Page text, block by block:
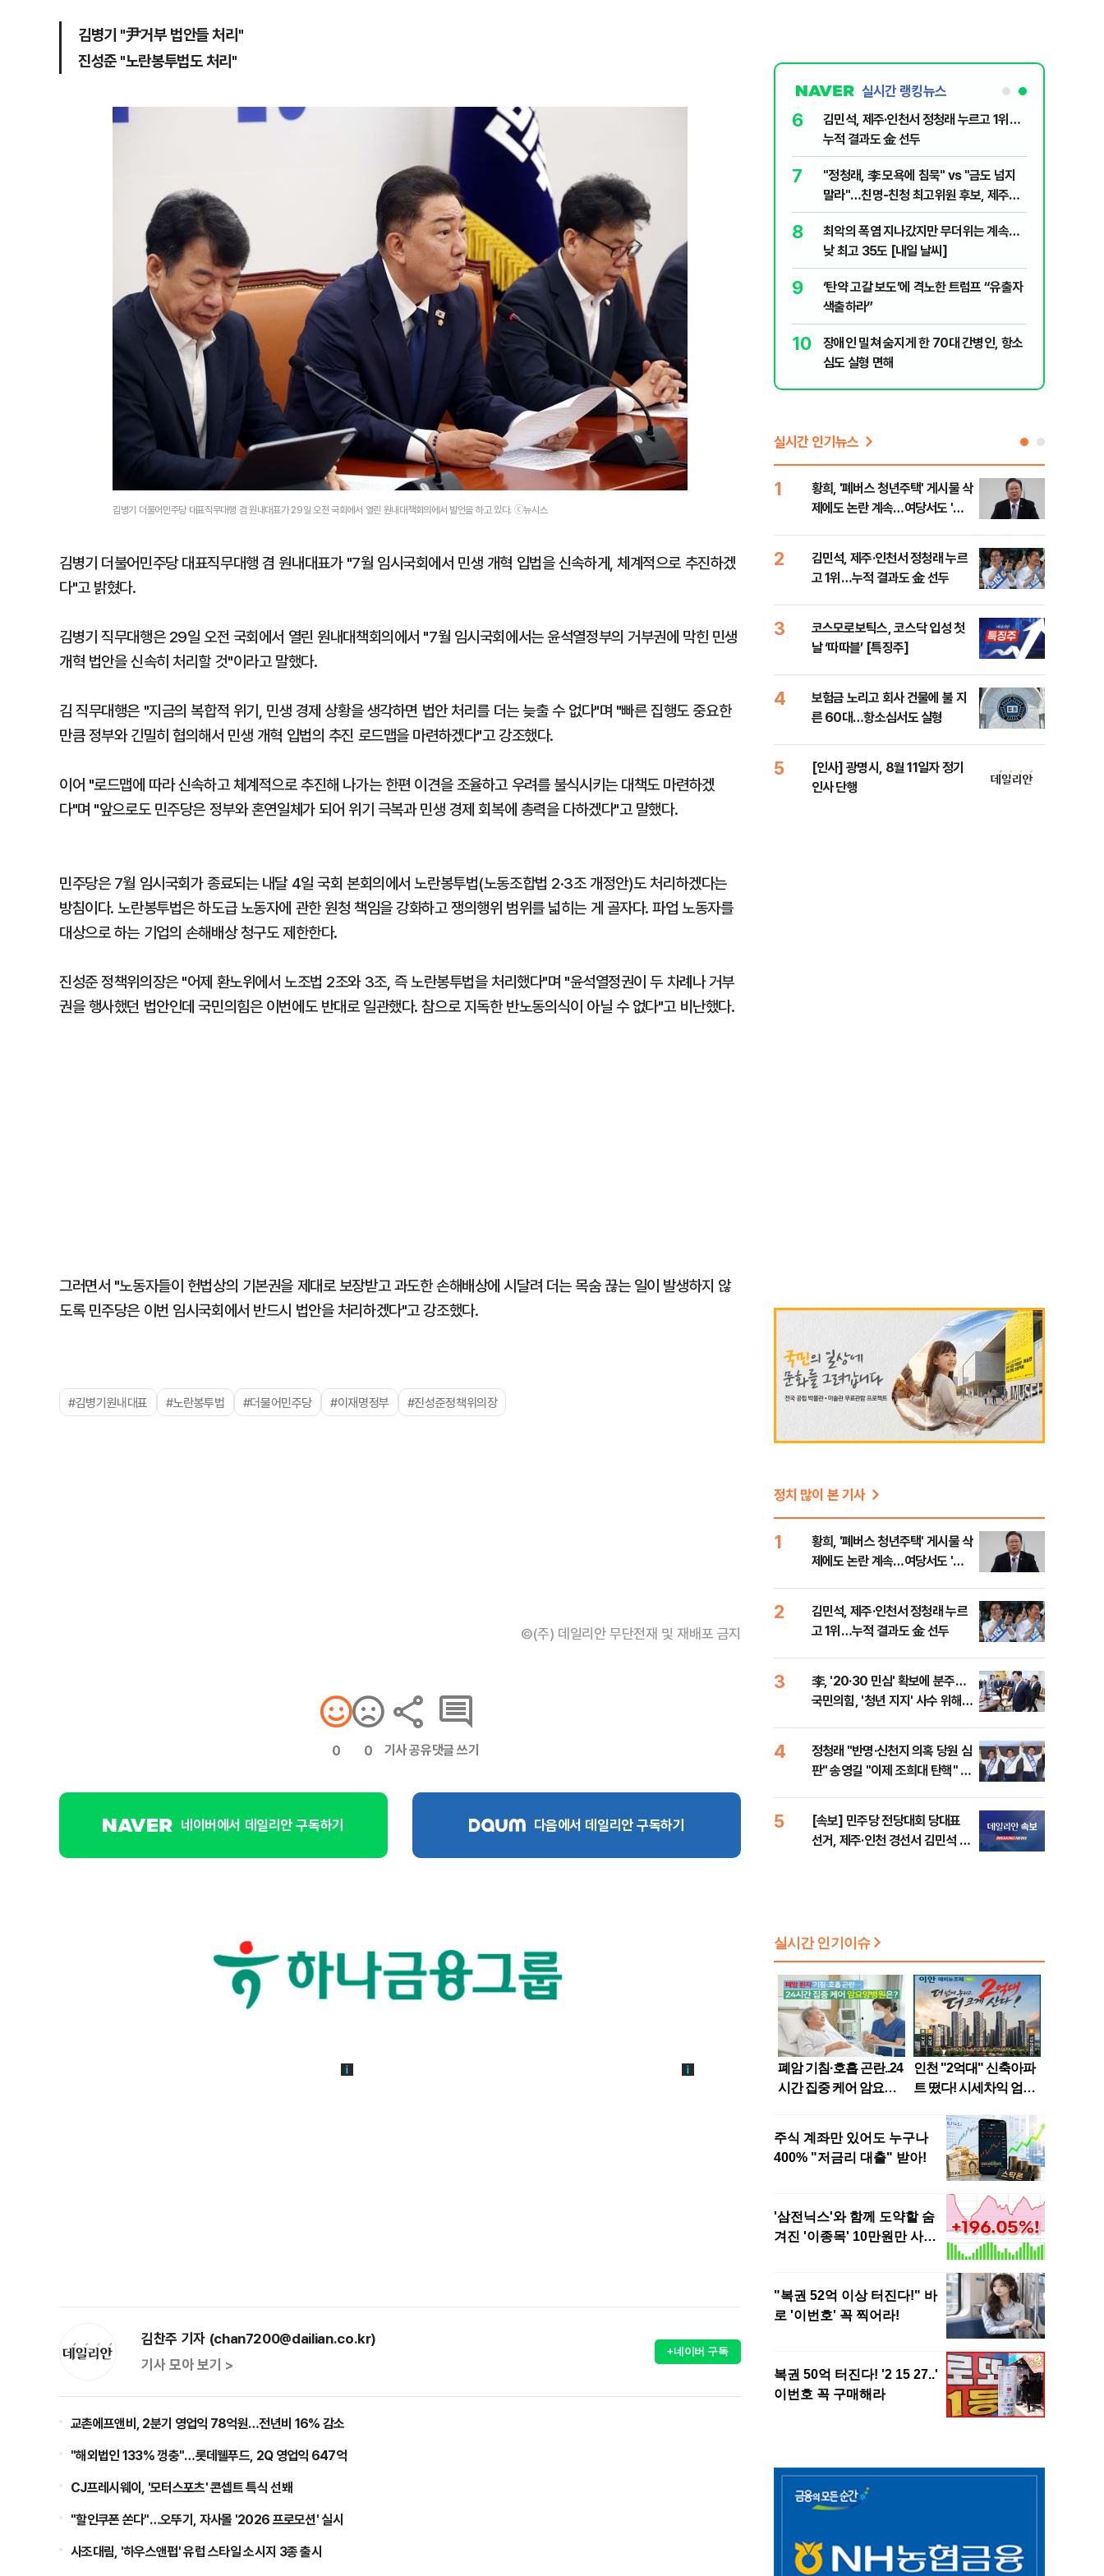
김병기 "尹거부 법안들 처리"
진성준 "노란봉투법도 처리"
김병기 더불어민주당 대표직무대행 겸 원내대표가 29일 오전 국회에서 열린 원내대책회의에서 발언을 하고 있다. ⓒ뉴시스
김병기 더불어민주당 대표직무대행 겸 원내대표가 "7월 임시국회에서 민생 개혁 입법을 신속하게, 체계적으로 추진하겠
다"고 밝혔다.
김병기 직무대행은 29일 오전 국회에서 열린 원내대책회의에서 "7월 임시국회에서는 윤석열정부의 거부권에 막힌 민생
개혁 법안을 신속히 처리할 것"이라고 말했다.
김 직무대행은 "지금의 복합적 위기, 민생 경제 상황을 생각하면 법안 처리를 더는 늦출 수 없다"며 "빠른 집행도 중요한
만큼 정부와 긴밀히 협의해서 민생 개혁 입법의 추진 로드맵을 마련하겠다"고 강조했다.
이어 "로드맵에 따라 신속하고 체계적으로 추진해 나가는 한편 이견을 조율하고 우려를 불식시키는 대책도 마련하겠
다"며 "앞으로도 민주당은 정부와 혼연일체가 되어 위기 극복과 민생 경제 회복에 총력을 다하겠다"고 말했다.
민주당은 7월 임시국회가 종료되는 내달 4일 국회 본회의에서 노란봉투법(노동조합법 2·3조 개정안)도 처리하겠다는
방침이다. 노란봉투법은 하도급 노동자에 관한 원청 책임을 강화하고 쟁의행위 범위를 넓히는 게 골자다. 파업 노동자를
대상으로 하는 기업의 손해배상 청구도 제한한다.
진성준 정책위의장은 "어제 환노위에서 노조법 2조와 3조, 즉 노란봉투법을 처리했다"며 "윤석열정권이 두 차례나 거부
권을 행사했던 법안인데 국민의힘은 이번에도 반대로 일관했다. 참으로 지독한 반노동의식이 아닐 수 없다"고 비난했다.
그러면서 "노동자들이 헌법상의 기본권을 제대로 보장받고 과도한 손해배상에 시달려 더는 목숨 끊는 일이 발생하지 않
도록 민주당은 이번 임시국회에서 반드시 법안을 처리하겠다"고 강조했다.
#김병기원내대표 #노란봉투법 #더불어민주당 #이재명정부 #진성준정책위의장
©(주) 데일리안 무단전재 및 재배포 금지
0 0 기사 공유댓글 쓰기
네이버에서 데일리안 구독하기 다음에서 데일리안 구독하기
김찬주 기자 (chan7200@dailian.co.kr)
기사 모아 보기 >
+네이버 구독
교촌에프앤비, 2분기 영업익 78억원…전년비 16% 감소
"해외법인 133% 껑충"…롯데웰푸드, 2Q 영업익 647억
CJ프레시웨이, '모터스포츠' 콘셉트 특식 선봬
"할인쿠폰 쏜다"…오뚜기, 자사몰 '2026 프로모션' 실시
사조대림, '하우스앤펍' 유럽 스타일 소시지 3종 출시
실시간 랭킹뉴스
"숙련된 모습" 통영 60대女 살인사건, 미
제로 갈 가능성 있나…범인의 실체는?
3
1236회 로또 1등 당첨번호
'12·18·21·29·34·38'번…1등 당첨지역
어디?
4
"출근길에 우연히 복권 샀는데…" 1등 5억
원 당첨자 사연은?
5
경찰, 드라마 '김부장' 제작사 회장 수사…
자본시장법 위반 의혹
6
김민석, 제주·인천서 정청래 누르고 1위…
누적 결과도 金 선두
7
"정청래, 李 모욕에 침묵" vs "금도 넘지
말라"…친명-친청 최고위원 후보, 제주서
격돌
8
최악의 폭염 지나갔지만 무더위는 계속…
낮 최고 35도 [내일 날씨]
9
‘탄약 고갈 보도’에 격노한 트럼프 “유출자
색출하라”
10
장애인 밀쳐 숨지게 한 70대 간병인, 항소
심도 실형 면해
실시간 인기뉴스
1
황희, '폐버스 청년주택' 게시물 삭
제에도 논란 계속…여당서도 '내
2
김민석, 제주·인천서 정청래 누르
고 1위…누적 결과도 金 선두
3
코스모로보틱스, 코스닥 입성 첫
날 ‘따따블’ [특징주]
4
보험금 노리고 회사 건물에 불 지
른 60대…항소심서도 실형
5
[인사] 광명시, 8월 11일자 정기
인사 단행
정치 많이 본 기사
1
황희, '폐버스 청년주택' 게시물 삭
제에도 논란 계속…여당서도 '내
2
김민석, 제주·인천서 정청래 누르
고 1위…누적 결과도 金 선두
3
李, '20·30 민심' 확보에 분주…
국민의힘, '청년 지지' 사수 위해
4
정청래 "반명·신천지 의혹 당원 심
판" 송영길 "이제 조희대 탄핵" 김
5
[속보] 민주당 전당대회 당대표
선거, 제주·인천 경선서 김민석 승